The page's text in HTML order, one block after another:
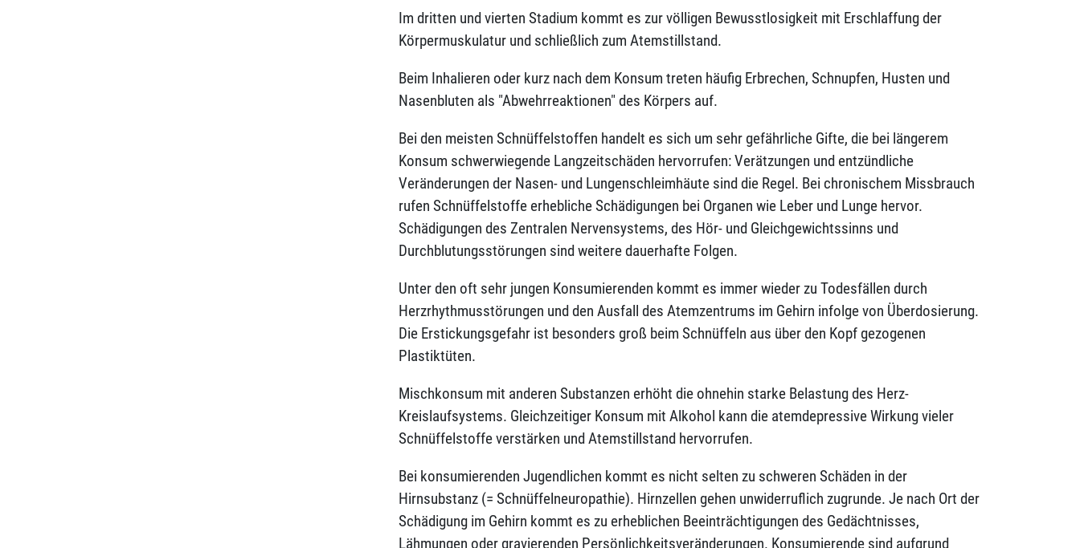
Im dritten und vierten Stadium kommt es zur völligen Bewusstlosigkeit mit Erschlaffung der
Körpermuskulatur und schließlich zum Atemstillstand.
Beim Inhalieren oder kurz nach dem Konsum treten häufig Erbrechen, Schnupfen, Husten und
Nasenbluten als "Abwehrreaktionen" des Körpers auf.
Bei den meisten Schnüffelstoffen handelt es sich um sehr gefährliche Gifte, die bei längerem
Konsum schwerwiegende Langzeitschäden hervorrufen: Verätzungen und entzündliche
Veränderungen der Nasen- und Lungenschleimhäute sind die Regel. Bei chronischem Missbrauch
rufen Schnüffelstoffe erhebliche Schädigungen bei Organen wie Leber und Lunge hervor.
Schädigungen des Zentralen Nervensystems, des Hör- und Gleichgewichtssinns und
Durchblutungsstörungen sind weitere dauerhafte Folgen.
Unter den oft sehr jungen Konsumierenden kommt es immer wieder zu Todesfällen durch
Herzrhythmusstörungen und den Ausfall des Atemzentrums im Gehirn infolge von Überdosierung.
Die Erstickungsgefahr ist besonders groß beim Schnüffeln aus über den Kopf gezogenen
Plastiktüten.
Mischkonsum mit anderen Substanzen erhöht die ohnehin starke Belastung des Herz-
Kreislaufsystems. Gleichzeitiger Konsum mit Alkohol kann die atemdepressive Wirkung vieler
Schnüffelstoffe verstärken und Atemstillstand hervorrufen.
Bei konsumierenden Jugendlichen kommt es nicht selten zu schweren Schäden in der
Hirnsubstanz (= Schnüffelneuropathie). Hirnzellen gehen unwiderruflich zugrunde. Je nach Ort der
Schädigung im Gehirn kommt es zu erheblichen Beeinträchtigungen des Gedächtnisses,
Lähmungen oder gravierenden Persönlichkeitsveränderungen. Konsumierende sind aufgrund